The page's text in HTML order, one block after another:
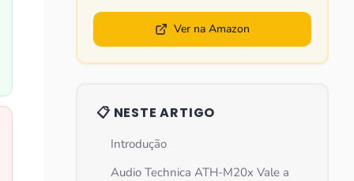
Ver na Amazon
📋 NESTE ARTIGO
Introdução
Audio Technica ATH-M20x Vale a